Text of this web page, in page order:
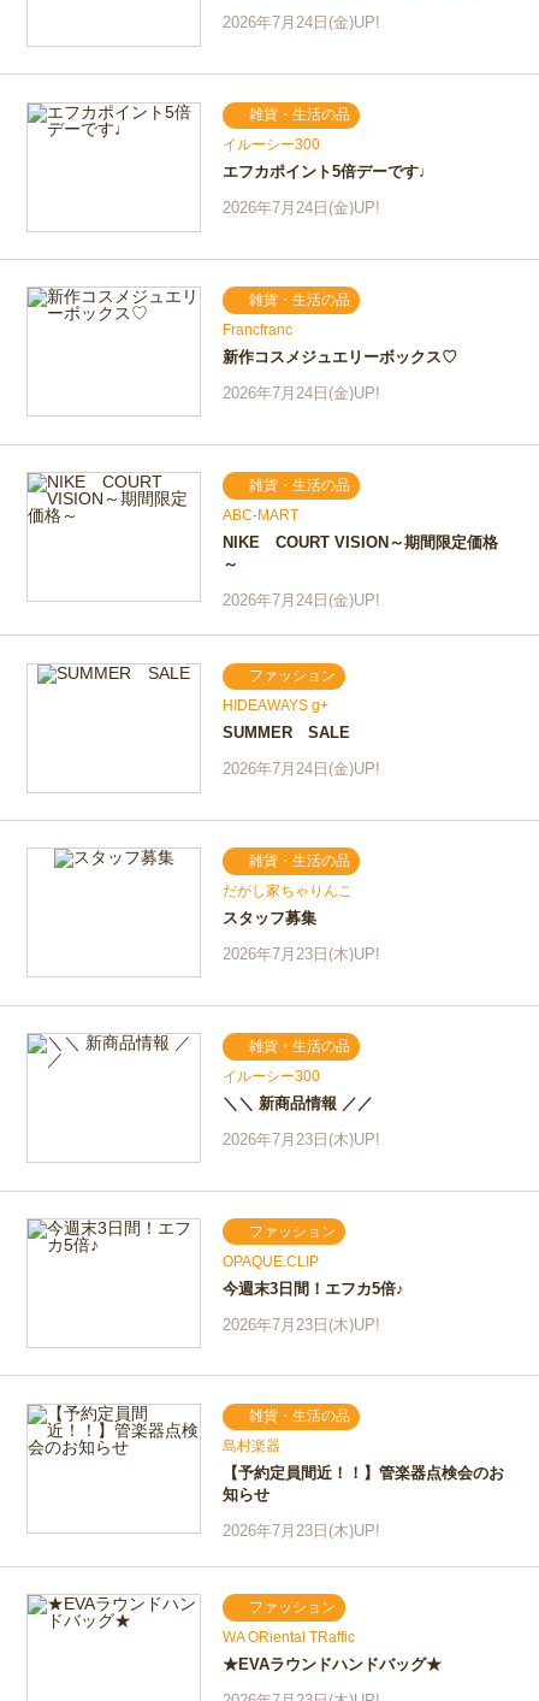
2026年7月24日(金)UP!
雑貨・生活の品
イルーシー300
エフカポイント5倍デーです♩
2026年7月24日(金)UP!
雑貨・生活の品
Francfranc
新作コスメジュエリーボックス♡
2026年7月24日(金)UP!
雑貨・生活の品
ABC-MART
NIKE COURT VISION～期間限定価格
～
2026年7月24日(金)UP!
ファッション
HIDEAWAYS g+
SUMMER SALE
2026年7月24日(金)UP!
雑貨・生活の品
だがし家ちゃりんこ
スタッフ募集
2026年7月23日(木)UP!
雑貨・生活の品
イルーシー300
＼＼ 新商品情報 ／／
2026年7月23日(木)UP!
ファッション
OPAQUE.CLIP
今週末3日間！エフカ5倍♪
2026年7月23日(木)UP!
雑貨・生活の品
島村楽器
【予約定員間近！！】管楽器点検会のお
知らせ
2026年7月23日(木)UP!
ファッション
WA ORiental TRaffic
★EVAラウンドハンドバッグ★